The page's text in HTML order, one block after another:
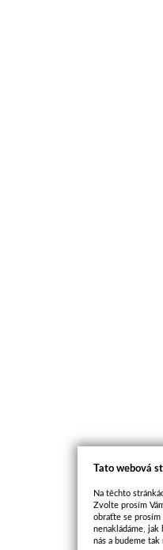
Tato webová
Na těchto
Zvolte prosím
obraťte se prosím
nenakládáme,
nás a budeme tak